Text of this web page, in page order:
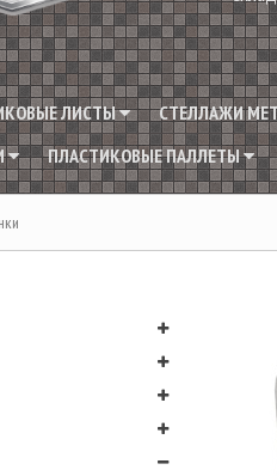
ЛИСТЫ
СТЕЛЛАЖИ
ПЛАСТИКОВЫЕ ПАЛЛЕТЫ